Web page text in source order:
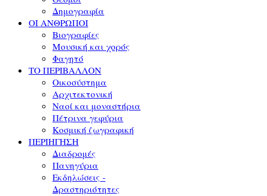
Δημογραφία
ΟΙ ΑΝΘΡΩΠΟΙ
Βιογραφίες
Μουσική και χορός
Φαγητό
ΤΟ ΠΕΡΙΒΑΛΛΟΝ
Οικοσύστημα
Αρχιτεκτονική
Ναοί και μοναστήρια
Πέτρινα γεφύρια
Κοσμική ζωγραφική
ΠΕΡΙΗΓΗΣΗ
Διαδρομές
Πανηγύρια
Εκδηλώσεις -
Δραστηριότητες